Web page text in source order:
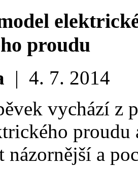
proudu
| 4. 7. 2014
vychází
proudu
názornější a